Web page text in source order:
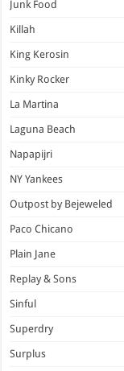
Junk Food
Killah
King Kerosin
Kinky Rocker
La Martina
Laguna Beach
Napapijri
NY Yankees
Outpost by Bejeweled
Paco Chicano
Plain Jane
Replay & Sons
Sinful
Superdry
Surplus